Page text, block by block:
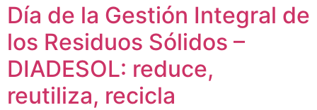
Día de la Gestión Integral de
los Residuos Sólidos –
DIADESOL: reduce,
reutiliza, recicla